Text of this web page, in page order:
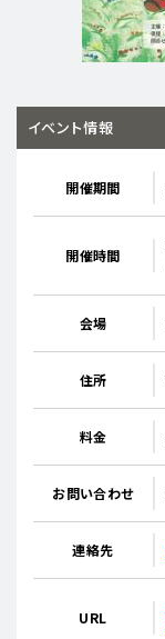
イベント情報
開催期間
開催時間
会場
住所
料金
お問い合わせ
連絡先
URL